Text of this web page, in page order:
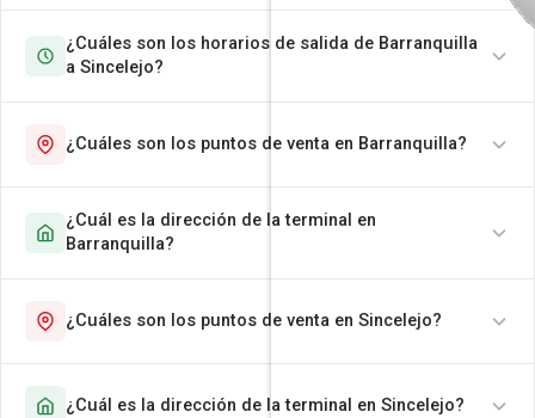
¿Cuáles son los horarios de salida de Barranquilla
a Sincelejo?
¿Cuáles son los puntos de venta en Barranquilla?
¿Cuál es la dirección de la terminal en
Barranquilla?
¿Cuáles son los puntos de venta en Sincelejo?
¿Cuál es la dirección de la terminal en Sincelejo?